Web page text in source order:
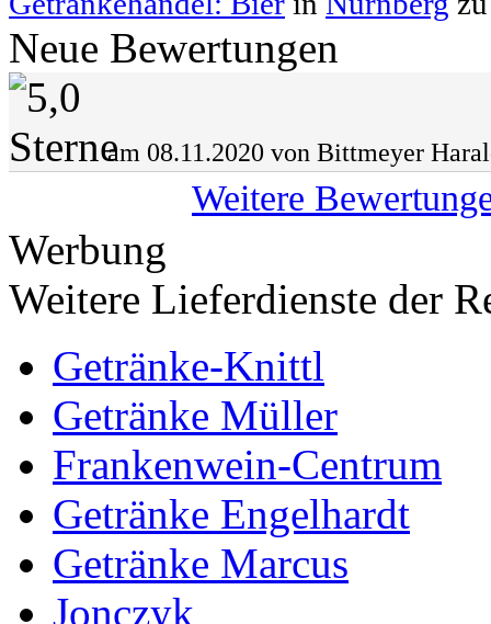
Neue Bewertungen
am 08.11.2020 von Bittmeyer
Weitere
Werbung
Weitere Lieferdienste der
Getränke-Knittl
Getränke Müller
Frankenwein-Centrum
Getränke Engelhardt
Getränke Marcus
Jonczyk